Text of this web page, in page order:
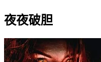
夜夜破胆